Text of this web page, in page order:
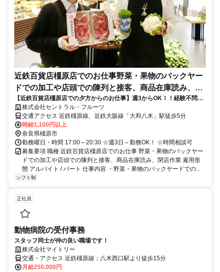
近鉄百貨店橿原店でのお仕事野菜・果物のバックヤー
ドでの加工や店頭での陳列と接客、商品在庫読み、閉
店作業
【近鉄百貨店橿原店での夕方からのお仕事】週3からOK！！経験不問♪
駅から5分。通勤便利な職場で人気！
株式会社セントラル・フルーツ
交通アクセス 近鉄橿原線、近鉄大阪線「大和八木」駅徒歩5分
時給1,100円以上
奈良県橿原市
勤務曜日・時間 17:00～20:30 ☆週3日～勤務OK！ ☆時間相談可
募集要項 職種 近鉄百貨店橿原店でのお仕事 野菜・果物のバックヤー
ドでの加工や店頭での陳列と接客、商品在庫読み、閉店作業 雇用形
態 アルバイト / パート 仕事内容 ・野菜・果物のバックヤードでの...
シフト制
正社員
動物病院の受付事務
スタッフ同士が仲の良い職場です！
株式会社マイトリー
交通・アクセス 近鉄橿原線：八木西口駅より徒歩15分
月給250,000円